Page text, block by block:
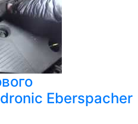
Eberspacher